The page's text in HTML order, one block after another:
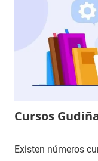
Cursos
Existen números